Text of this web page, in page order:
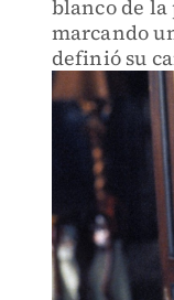
blanco de
marcando
definió su